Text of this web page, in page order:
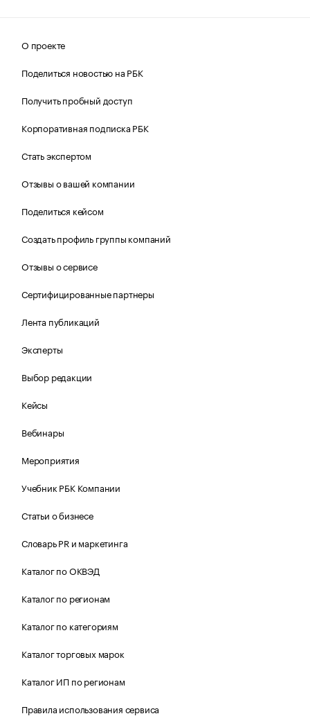
О проекте
Поделиться новостью на РБК
Получить пробный доступ
Корпоративная подписка РБК
Стать экспертом
Отзывы о вашей компании
Поделиться кейсом
Создать профиль группы компаний
Отзывы о сервисе
Сертифицированные партнеры
Лента публикаций
Эксперты
Выбор редакции
Кейсы
Вебинары
Мероприятия
Учебник РБК Компании
Статьи о бизнесе
Словарь PR и маркетинга
Каталог по ОКВЭД
Каталог по регионам
Каталог по категориям
Каталог торговых марок
Каталог ИП по регионам
Правила использования сервиса